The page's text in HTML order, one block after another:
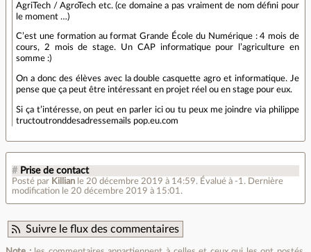
AgriTech / AgroTech etc. (ce domaine a pas vraiment de nom défini pour
le moment …)
C’est une formation au format Grande École du Numérique : 4 mois de
cours, 2 mois de stage. Un CAP informatique pour l’agriculture en
somme :)
On a donc des élèves avec la double casquette agro et informatique. Je
pense que ça peut être intéressant en projet réel ou en stage pour eux.
Si ça t’intéresse, on peut en parler ici ou tu peux me joindre via philippe
tructoutronddesadressemails pop.eu.com
# Prise de contact
Posté par Killian le 20 décembre 2019 à 14:59. Évalué à -1 . Dernière
modification le 20 décembre 2019 à 15:01.
Suivre le flux des commentaires